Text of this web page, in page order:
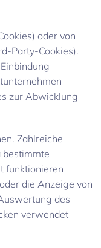
oder von
Party-Cookies).
zur Abwicklung
Zahlreiche
bestimmte
funktionieren
die Anzeige von
des
verwendet